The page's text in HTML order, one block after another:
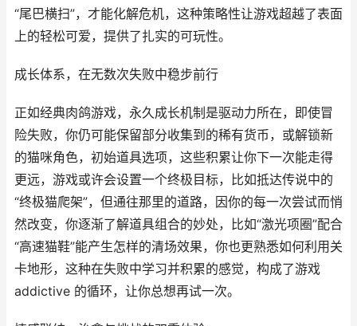
“尾巴横扫”，才能化解危机，这种策略性让游戏超越了表面
上的轻松可爱，提供了扎实的可玩性。
成长体系，在无数次失败中稳步前行
正如经典肉鸽游戏，永久成长机制是驱动力所在，即使冒
险失败，你仍可能保留部分收集到的稀有货币，或解锁新
的猫咪角色，初始道具选项，这些积累让你下一次能走得
更远，游戏或许会设置一个终极目标，比如抵达传说中的
“终极猫爬架”，但通往那里的道路，因你的每一次尝试而悄
然改变，你逐渐了解道具组合的妙处，比如“激光项圈”配合
“高速猫鞋”能产生怎样的清场效果，你也更熟悉如何利用关
卡地形，这种在失败中学习并积累的感觉，构成了游戏
addictive 的循环，让你总想再试一次。